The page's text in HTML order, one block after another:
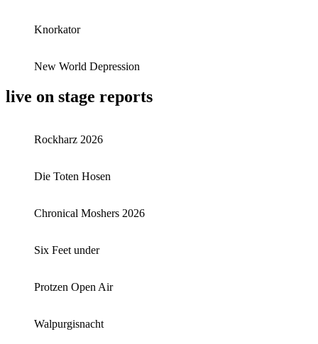
Knorkator
New World Depression
live on stage reports
Rockharz 2026
Die Toten Hosen
Chronical Moshers 2026
Six Feet under
Protzen Open Air
Walpurgisnacht